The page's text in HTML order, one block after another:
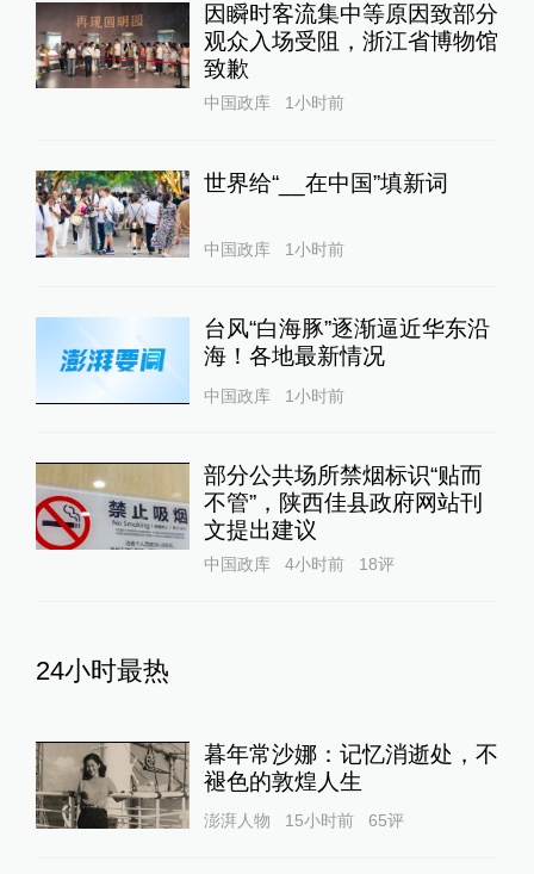
因瞬时客流集中等原因致部分
观众入场受阻，浙江省博物馆
致歉
中国政库 1小时前
世界给“__在中国”填新词
中国政库 1小时前
台风“白海豚”逐渐逼近华东沿
海！各地最新情况
中国政库 1小时前
部分公共场所禁烟标识“贴而
不管”，陕西佳县政府网站刊
文提出建议
中国政库 4小时前 18评
24小时最热
暮年常沙娜：记忆消逝处，不
褪色的敦煌人生
澎湃人物 15小时前 65评